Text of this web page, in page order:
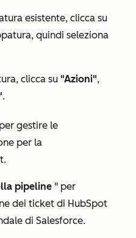
esistente, clicca su
quindi seleziona
clicca su "Azioni",
.
gestire le
per la
pipeline " per
dei ticket di HubSpot
di Salesforce.